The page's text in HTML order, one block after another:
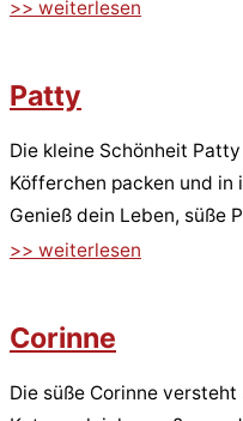
>> weiterlesen
Patty
Die kleine Schönheit
Köfferchen packen und in
Genieß dein Leben, süße
>> weiterlesen
Corinne
Die süße Corinne